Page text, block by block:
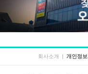
회사소개 | 개인정